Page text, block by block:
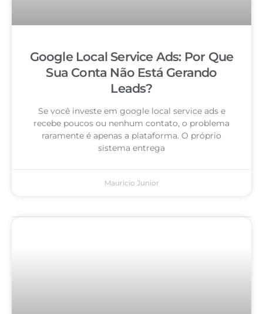
Google Local Service Ads: Por Que
Sua Conta Não Está Gerando
Leads?
Se você investe em google local service ads e
recebe poucos ou nenhum contato, o problema
raramente é apenas a plataforma. O próprio
sistema entrega
Mauricio Junior